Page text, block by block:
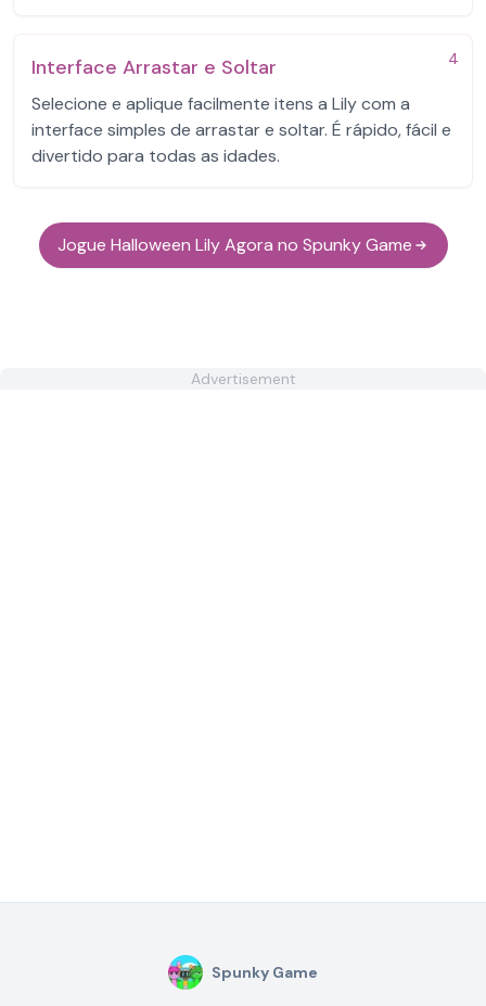
4
Interface Arrastar e Soltar
Selecione e aplique facilmente itens a Lily com a
interface simples de arrastar e soltar. É rápido, fácil e
divertido para todas as idades.
Jogue Halloween Lily Agora no Spunky Game
Advertisement
Spunky Game